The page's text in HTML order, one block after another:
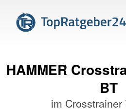
HAMMER
BT
im Crosstrainer